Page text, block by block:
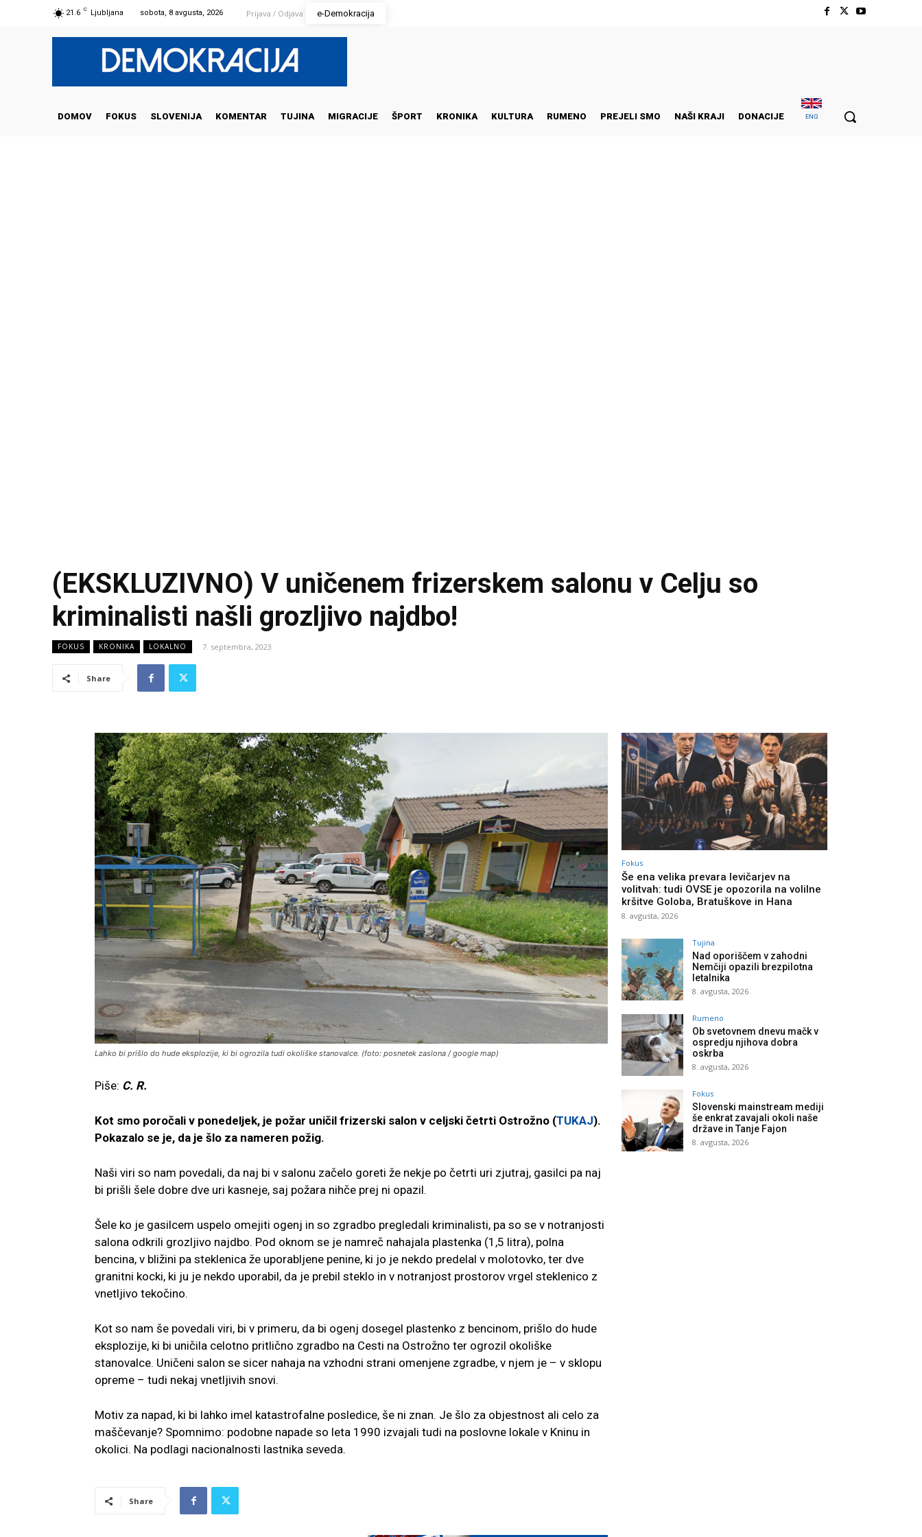
21.6 C Ljubljana sobota, 8 avgusta, 2026 Prijava / Odjava e-Demokracija
DOMOV FOKUS SLOVENIJA KOMENTAR TUJINA MIGRACIJE ŠPORT KRONIKA KULTURA RUMENO PREJELI SMO NAŠI KRAJI DONACIJE ENG
(EKSKLUZIVNO) V uničenem frizerskem salonu v Celju so
kriminalisti našli grozljivo najdbo!
FOKUS KRONIKA LOKALNO 7. septembra, 2023
Share
Lahko bi prišlo do hude eksplozije, ki bi ogrozila tudi okoliške stanovalce. (foto: posnetek zaslona / google map)
Piše: C. R.
Kot smo poročali v ponedeljek, je požar uničil frizerski salon v celjski četrti Ostrožno (TUKAJ).
Pokazalo se je, da je šlo za nameren požig.
Naši viri so nam povedali, da naj bi v salonu začelo goreti že nekje po četrti uri zjutraj, gasilci pa naj
bi prišli šele dobre dve uri kasneje, saj požara nihče prej ni opazil.
Šele ko je gasilcem uspelo omejiti ogenj in so zgradbo pregledali kriminalisti, pa so se v notranjosti
salona odkrili grozljivo najdbo. Pod oknom se je namreč nahajala plastenka (1,5 litra), polna
bencina, v bližini pa steklenica že uporabljene penine, ki jo je nekdo predelal v molotovko, ter dve
granitni kocki, ki ju je nekdo uporabil, da je prebil steklo in v notranjost prostorov vrgel steklenico z
vnetljivo tekočino.
Kot so nam še povedali viri, bi v primeru, da bi ogenj dosegel plastenko z bencinom, prišlo do hude
eksplozije, ki bi uničila celotno pritlično zgradbo na Cesti na Ostrožno ter ogrozil okoliške
stanovalce. Uničeni salon se sicer nahaja na vzhodni strani omenjene zgradbe, v njem je – v sklopu
opreme – tudi nekaj vnetljivih snovi.
Motiv za napad, ki bi lahko imel katastrofalne posledice, še ni znan. Je šlo za objestnost ali celo za
maščevanje? Spomnimo: podobne napade so leta 1990 izvajali tudi na poslovne lokale v Kninu in
okolici. Na podlagi nacionalnosti lastnika seveda.
Share
Fokus
Še ena velika prevara levičarjev na
volitvah: tudi OVSE je opozorila na volilne
kršitve Goloba, Bratuškove in Hana
8. avgusta, 2026
Tujina
Nad oporiščem v zahodni
Nemčiji opazili brezpilotna
letalnika
8. avgusta, 2026
Rumeno
Ob svetovnem dnevu mačk v
ospredju njihova dobra
oskrba
8. avgusta, 2026
Fokus
Slovenski mainstream mediji
še enkrat zavajali okoli naše
države in Tanje Fajon
8. avgusta, 2026